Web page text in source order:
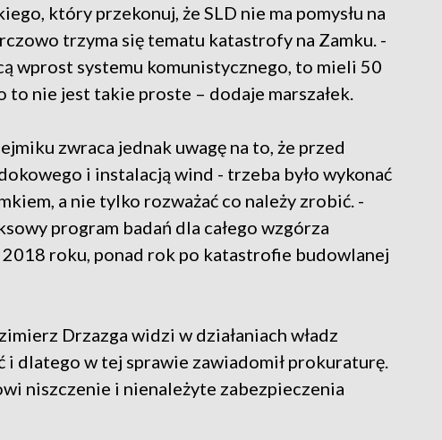
który przekonuj, że SLD nie ma pomysłu na
trzyma się tematu katastrofy na Zamku. -
wprost systemu komunistycznego, to mieli 50
nie jest takie proste – dodaje marszałek.
zwraca jednak uwagę na to, że przed
i instalacją wind - trzeba było wykonać
a nie tylko rozważać co należy zrobić. -
program badań dla całego wzgórza
roku, ponad rok po katastrofie budowlanej
Drzazga widzi w działaniach władz
dlatego w tej sprawie zawiadomił prokuraturę.
niszczenie i nienależyte zabezpieczenia